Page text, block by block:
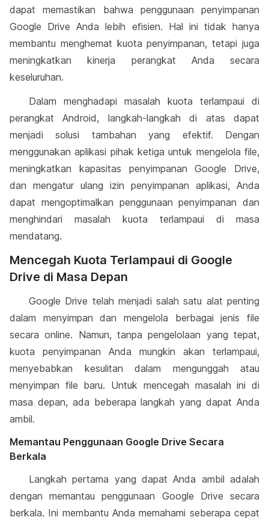
dapat memastikan bahwa penggunaan penyimpanan
Google Drive Anda lebih efisien. Hal ini tidak hanya
membantu menghemat kuota penyimpanan, tetapi juga
meningkatkan kinerja perangkat Anda secara
keseluruhan.
Dalam menghadapi masalah kuota terlampaui di
perangkat Android, langkah-langkah di atas dapat
menjadi solusi tambahan yang efektif. Dengan
menggunakan aplikasi pihak ketiga untuk mengelola file,
meningkatkan kapasitas penyimpanan Google Drive,
dan mengatur ulang izin penyimpanan aplikasi, Anda
dapat mengoptimalkan penggunaan penyimpanan dan
menghindari masalah kuota terlampaui di masa
mendatang.
Mencegah Kuota Terlampaui di Google
Drive di Masa Depan
Google Drive telah menjadi salah satu alat penting
dalam menyimpan dan mengelola berbagai jenis file
secara online. Namun, tanpa pengelolaan yang tepat,
kuota penyimpanan Anda mungkin akan terlampaui,
menyebabkan kesulitan dalam mengunggah atau
menyimpan file baru. Untuk mencegah masalah ini di
masa depan, ada beberapa langkah yang dapat Anda
ambil.
Memantau Penggunaan Google Drive Secara
Berkala
Langkah pertama yang dapat Anda ambil adalah
dengan memantau penggunaan Google Drive secara
berkala. Ini membantu Anda memahami seberapa cepat